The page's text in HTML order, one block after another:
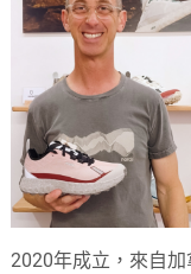
2020年成立，來自